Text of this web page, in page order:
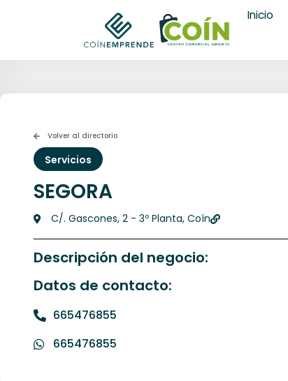
Inicio
Volver al directorio
Servicios
SEGORA
C/. Gascones, 2 - 3º Planta, Coín
Descripción del negocio:
Datos de contacto:
665476855
665476855